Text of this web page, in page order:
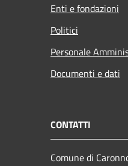
Enti e fondazioni
Politici
Personale
Documenti e dati
CONTATTI
Comune di